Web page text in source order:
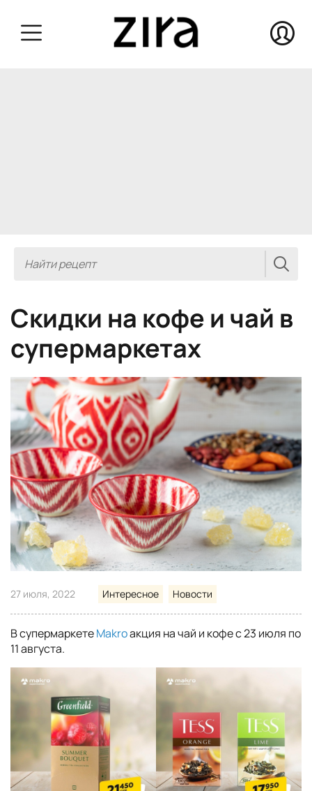
Скидки на кофе и чай в
супермаркетах
27 июля, 2022 Интересное Новости
В супермаркетеMakroакция на чай и кофе с 23 июля по
11 августа.